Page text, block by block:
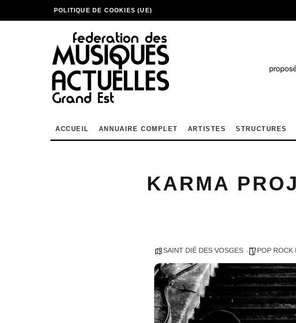
POLITIQUE DE COOKIES (UE)
ACCUEIL ANNUAIRE COMPLET ARTISTES STRUCTURES
KARMA
SAINT DIÉ DES VOSGES POP ROCK